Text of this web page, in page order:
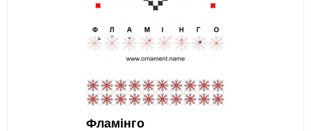
Фламінго